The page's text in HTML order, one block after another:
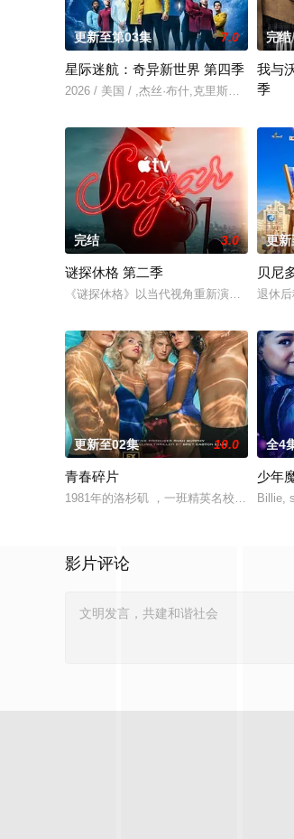
更新至第03集 7.0
星际迷航：奇异新世界 第四季
2026 / 美国 / ,杰丝·布什,克里斯蒂娜·钟,西
完结
我与
季
完结 3.0
谜探休格 第二季
《谜探休格》以当代视角重新演绎了文学
更新
贝尼
退休
更新至02集 10.0
青春碎片
1981年的洛杉矶 ，一班精英名校的高中生
全4
少年
Billie,
影片评论